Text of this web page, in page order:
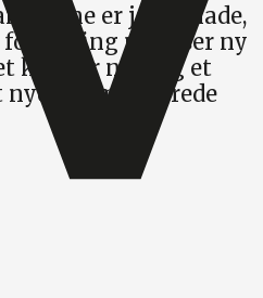
er jazz-glade,
forklaring på, viser ny
kræver nemlig et
komplicerede